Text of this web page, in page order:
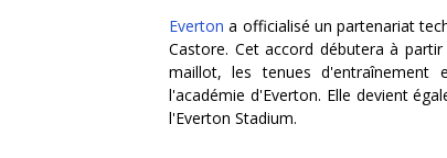
Evertona officialisé un partenariat
Castore. Cet accord débutera à
maillot, les tenues d'entraînement
l'académie d'Everton. Elle devient
l'Everton Stadium.